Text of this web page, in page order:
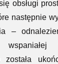
obsługi
następnie
–
została